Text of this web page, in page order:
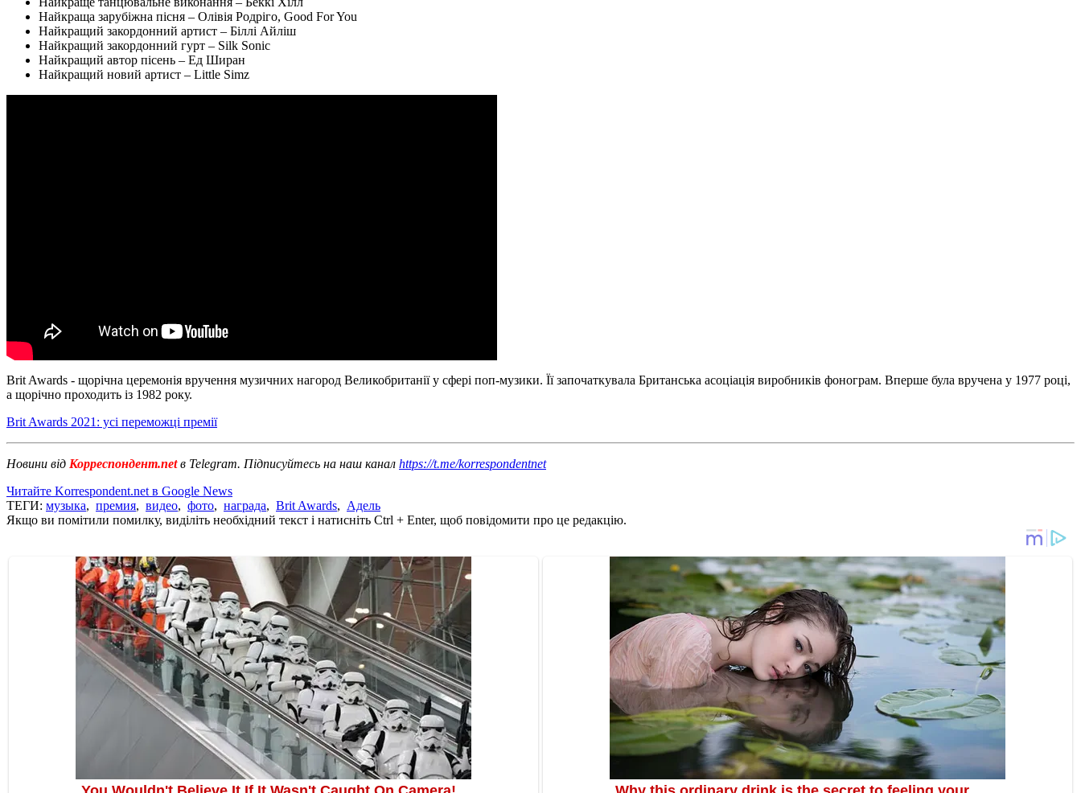
Найкраща зарубіжна пісня – Олівія Родріго, Good For You
Найкращий закордонний артист – Біллі Айліш
Найкращий закордонний гурт – Silk Sonic
Найкращий автор пісень – Ед Ширан
Найкращий новий артист – Little Simz
Brit Awards - щорічна церемонія вручення музичних нагород Великобританії у сфері поп-музики. Її започаткувала Британська асоціація виробників фонограм. Вперше була вручена у 1977 році,
а щорічно проходить із 1982 року.
Brit Awards 2021: усі переможці премії
Новини від Корреспондент.netв Telegram. Підписуйтесь на наш канал https://t.me/korrespondentnet
Читайте Korrespondent.net в Google News
ТЕГИ: музыка, премия, видео, фото, награда, Brit Awards, Адель
Якщо ви помітили помилку, виділіть необхідний текст і натисніть Ctrl + Enter, щоб повідомити про це редакцію.